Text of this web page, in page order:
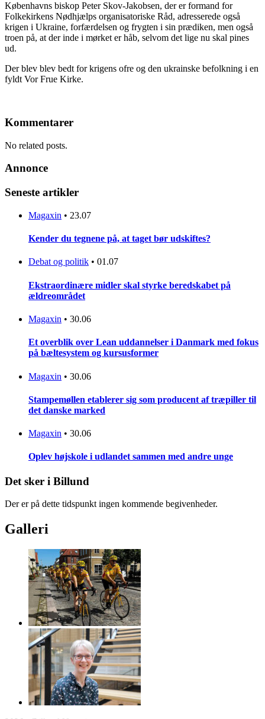
Københavns biskop Peter Skov-Jakobsen, der er formand for
Folkekirkens Nødhjælps organisatoriske Råd, adresserede også
krigen i Ukraine, forfærdelsen og frygten i sin prædiken, men også
troen på, at der inde i mørket er håb, selvom det lige nu skal pines
ud.
Der blev blev bedt for krigens ofre og den ukrainske befolkning i en
fyldt Vor Frue Kirke.
Kommentarer
No related posts.
Annonce
Seneste artikler
Magaxin • 23.07
Kender du tegnene på, at taget bør udskiftes?
Debat og politik • 01.07
Ekstraordinære midler skal styrke beredskabet på
ældreområdet
Magaxin • 30.06
Et overblik over Lean uddannelser i Danmark med fokus
på bæltesystem og kursusformer
Magaxin • 30.06
Stampemøllen etablerer sig som producent af træpiller til
det danske marked
Magaxin • 30.06
Oplev højskole i udlandet sammen med andre unge
Det sker i Billund
Der er på dette tidspunkt ingen kommende begivenheder.
Galleri